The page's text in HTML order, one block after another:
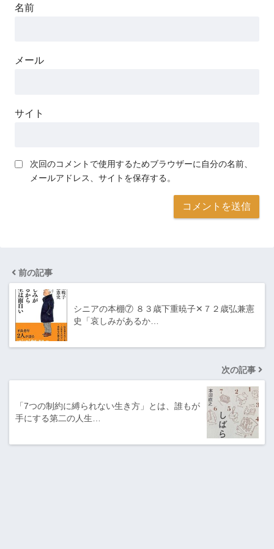
名前
メール
サイト
次回のコメントで使用するためブラウザーに自分の名前、
メールアドレス、サイトを保存する。
前の記事
シニアの本棚⑦ ８３歳下重暁子✕７２歳弘兼憲
史「哀しみがあるか…
次の記事
「7つの制約に縛られない生き方」とは、誰もが
手にする第二の人生…